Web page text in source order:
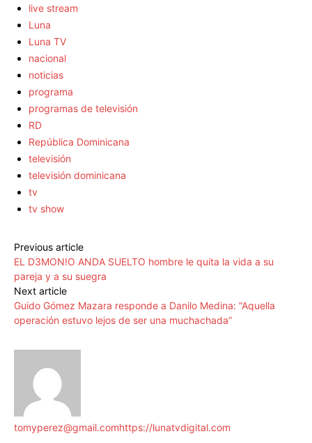
live stream
Luna
Luna TV
nacional
noticias
programa
programas de televisión
RD
República Dominicana
televisión
televisión dominicana
tv
tv show
Previous article
EL D3MON!O ANDA SUELTO hombre le quita la vida a su
pareja y a su suegra
Next article
Guido Gómez Mazara responde a Danilo Medina: “Aquella
operación estuvo lejos de ser una muchachada”
tomyperez@gmail.comhttps://lunatvdigital.com